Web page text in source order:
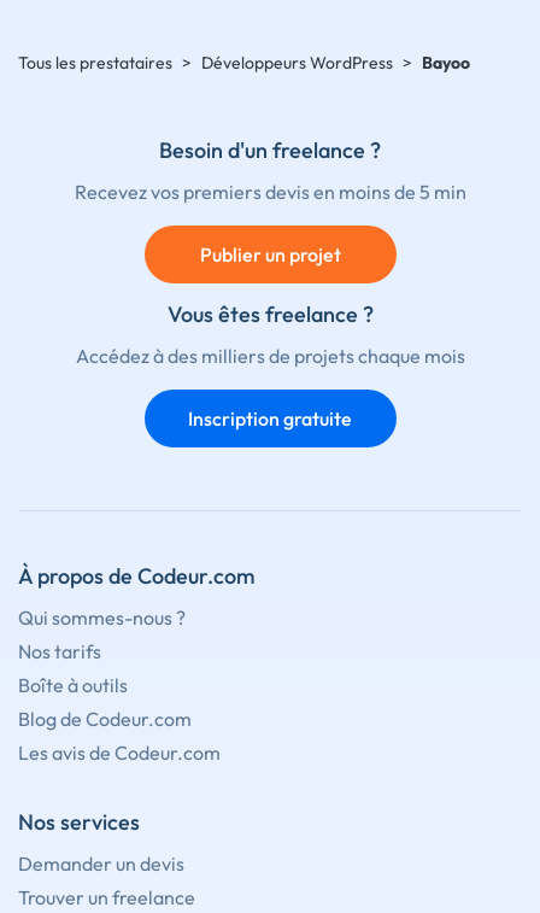
Tous les prestataires > Développeurs WordPress > Bayoo
Besoin d'un freelance ?
Recevez vos premiers devis en moins de 5 min
Publier un projet
Vous êtes freelance ?
Accédez à des milliers de projets chaque mois
Inscription gratuite
À propos de Codeur.com
Qui sommes-nous ?
Nos tarifs
Boîte à outils
Blog de Codeur.com
Les avis de Codeur.com
Nos services
Demander un devis
Trouver un freelance